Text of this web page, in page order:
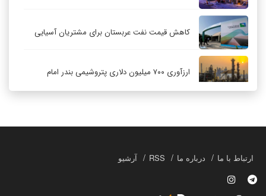
کاهش قیمت نفت عربستان برای مشتریان آسیایی
ارزآوری ۷۰۰ میلیون دلاری پتروشیمی بندر امام
ارتباط با ما درباره ما RSS آرشیو